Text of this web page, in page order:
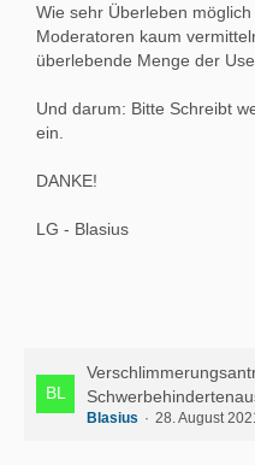
Wie sehr Überleben
Moderatoren kaum
überlebende Menge der
Und darum: Bitte Schreibt
ein.
DANKE!
LG - Blasius
Blasius 28. August